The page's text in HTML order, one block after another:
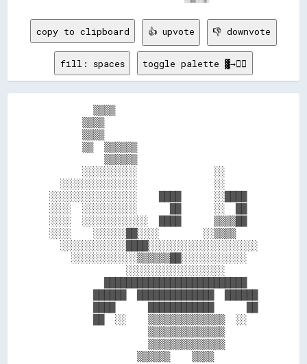
copy to clipboard 👍 upvote 👎 downvote
fill: spaces toggle palette ▓→✊🏽
        ▒▒▒▒
      ▒▒▒▒
      ▒▒▒▒
      ▒▒  ▒▒▒▒▒▒
          ▒▒▒▒▒▒
      ░░░░░░░░░░              ░░
  ░░░░░░░░░░░░░░              ░░
░░░░░░░░░░░░░░░░    ████      ░░████
░░░░  ░░░░░░░░░░      ██      ░░  ██
░░░░  ░░░░░░░░░░░░  ████      ▒▒▒▒██
░░░░    ░░░░░░██░░░░        ░░▒▒▒▒
  ░░░░░░░░░░░░████░░░░░░░░░░░░░░░░░░░░
    ░░░░░░░░░░░░▒▒▒▒▒▒██░░░░░░░░░░░░
              ░░░░░░░░░░░░░░░░░░
        ██  ░░    ▒▒▒▒▒▒▒▒▒▒▒▒▒▒  ░░
                  ▒▒▒▒▒▒▒▒▒▒▒▒▒▒
                  ▒▒▒▒▒▒▒▒▒▒▒▒▒▒
                ▒▒▒▒▒▒    ▒▒▒▒